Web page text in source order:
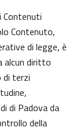
Contenuti
Contenuto,
di legge, è
alcun diritto
terzi
di Padova da
della